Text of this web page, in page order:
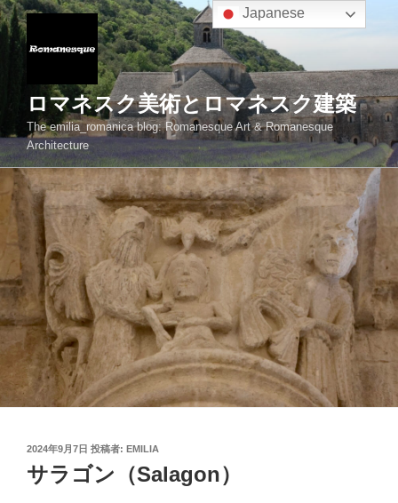
コ
ン
ス
キ
ッ
プ
ロマネスク美術とロマネスク建築
The emilia_romanica blog: Romanesque Art & Romanesque
Architecture
投
稿
日:
2024年9月7日 投稿者: EMILIA
サラゴン（Salagon）
Japanese